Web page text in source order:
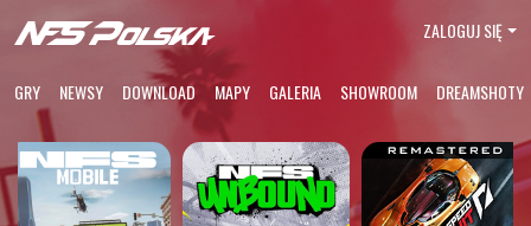
GRY NEWSY DOWNLOAD MAPY GALERIA SHOWROOM DREAMSHOTY
ZALOGUJ SIĘ